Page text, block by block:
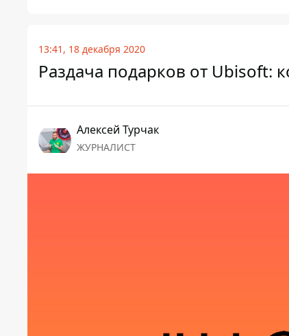
13:41, 18 декабря 2020
Раздача подарков от Ubisoft:
Алексей Турчак
ЖУРНАЛИСТ